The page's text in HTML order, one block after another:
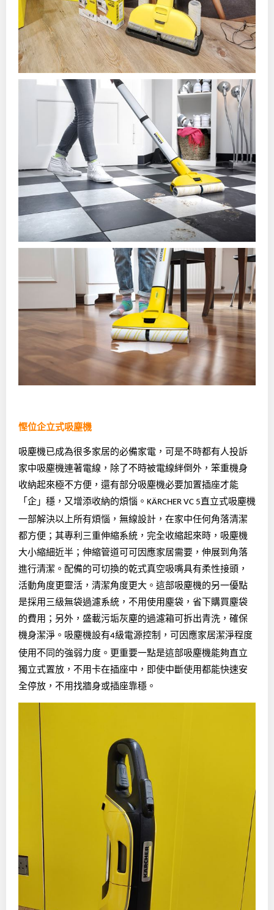
慳位企立式吸塵機
吸塵機已成為很多家居的必備家電，可是不時都有人投訴
家中吸塵機連著電線，除了不時被電線絆倒外，笨重機身
收納起來極不方便，還有部分吸塵機必要加置插座才能
「企」穩，又增添收納的煩惱。 KÄRCHER VC 5直立式吸塵機
一部解決以上所有煩惱，無線設計，在家中任何角落清潔
都方便；其專利三重伸縮系統，完全收縮起來時，吸塵機
大小縮細近半；伸縮管道可可因應家居需要，伸展到角落
進行清潔。配備的可切換的乾式真空吸嘴具有柔性接頭，
活動角度更靈活，清潔角度更大。這部吸塵機的另一優點
是採用三級無袋過濾系統，不用使用塵袋，省下購買塵袋
的費用；另外，盛載污垢灰塵的過濾箱可拆出青洗，確保
機身潔淨。吸塵機設有4級電源控制，可因應家居潔淨程度
使用不同的強弱力度。更重要一點是這部吸塵機能夠直立
獨立式置放，不用卡在插座中，即使中斷使用都能快速安
全停放，不用找牆身或插座靠穩。
訂閱《Like Magazine》最新資訊！
鍾意睇有關生活Tips，同定期會員優惠？
立即電郵訂閱Like Magazine E-News！
閣下亦可隨時按Like Magazine發出E-News之指示取消訂閱。